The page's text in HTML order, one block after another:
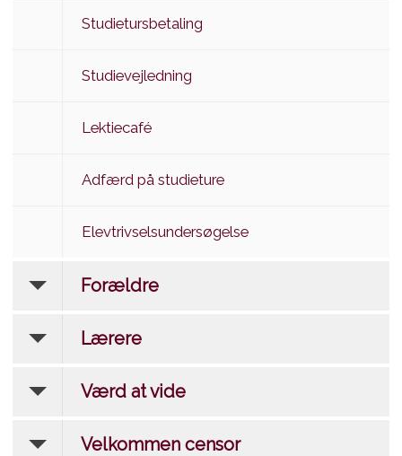
Studietursbetaling
Studievejledning
Lektiecafé
Adfærd på studieture
Elevtrivselsundersøgelse
Forældre
Lærere
Værd at vide
Velkommen censor